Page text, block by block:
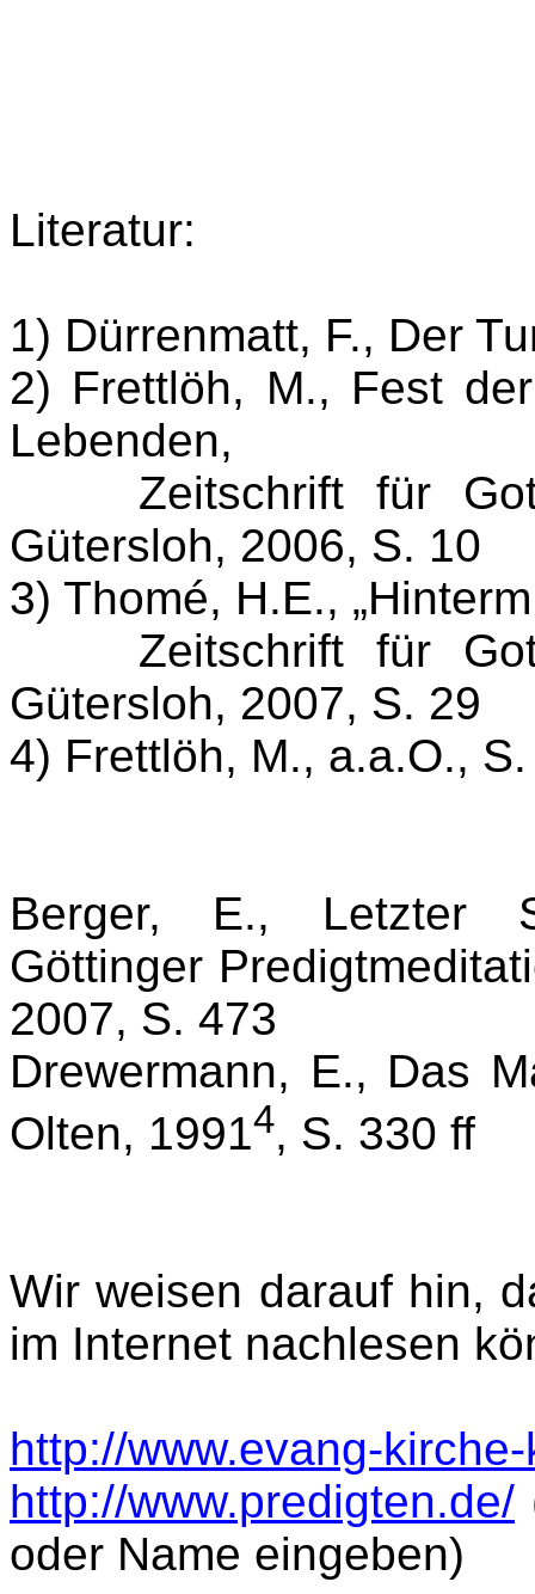
Literatur:
1) Dürrenmatt, F., Der
2) Frettlöh, M., Fest
Lebenden,
Zeitschrift für
Gütersloh, 2006, S. 10
3) Thomé, H.E.,
Zeitschrift für
Gütersloh, 2007, S. 29
4) Frettlöh, M., a.a.O.,
Berger, E., Letzter
Göttinger
2007, S. 473
Drewermann, E., Das
Olten, 19914, S. 330 ff
Wir weisen darauf hin,
im Internet nachlesen
http://www.evang-
http://www.predigten.de/
oder Name eingeben)